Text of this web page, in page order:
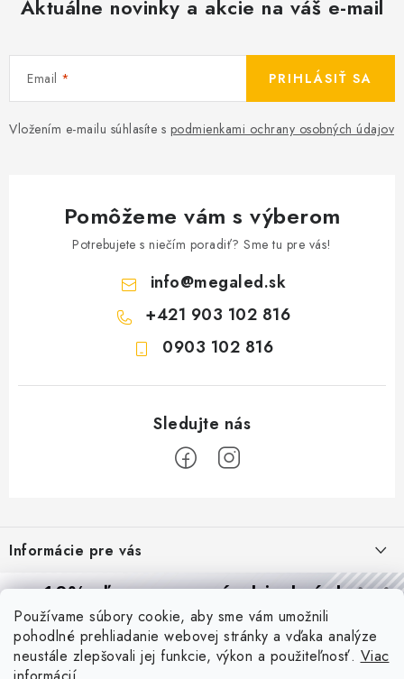
Používame súbory cookie, aby sme vám umožnili
pohodlné prehliadanie webovej stránky a vďaka analýze
neustále zlepšovali jej funkcie, výkon a použiteľnosť. Viac
Aktuálne novinky a akcie na váš e-mail
Email
Vložením e-mailu súhlasíte s podmienkami ochrany osobných údajov
PRIHLÁSIŤ SA
Pomôžeme vám s výberom
Potrebujete s niečím poradiť? Sme tu pre vás!
info@megaled.sk
+421 903 102 816
0903 102 816
p
ä
Informácie pre vás
Reklamácie a formulár na odstúpenie od zmluvy
Obchodné podmienky
Podmienky ochrany osobných údajov
Blog
10% zľavana prvú objednávku
Prihláste sa azískajtezľavu aj praktické tipy,vďaka ktorým
budete svietiť lepšie a platiť menej.